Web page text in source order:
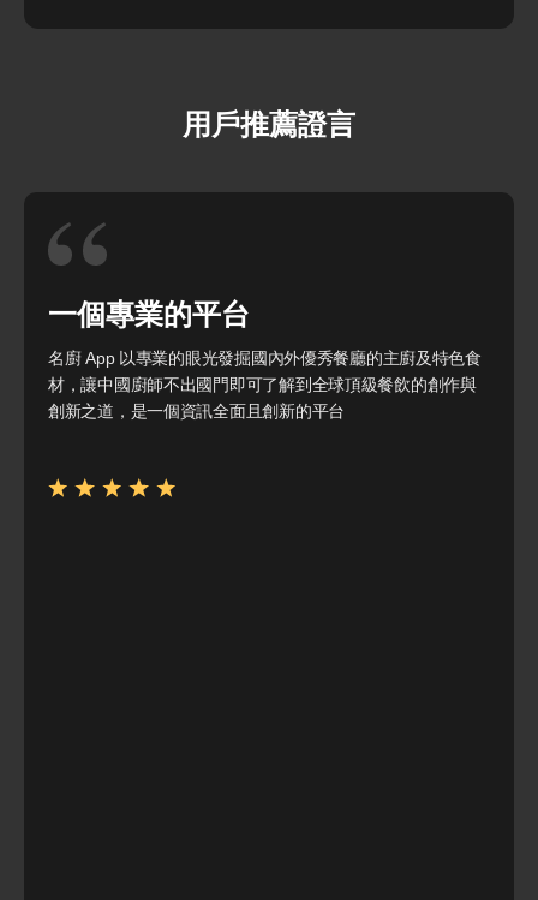
用戶推薦證言
一個專業的平台
名廚 App 以專業的眼光發掘國內外優秀餐廳的主廚及特色食
材，讓中國廚師不出國門即可了解到全球頂級餐飲的創作與
創新之道，是一個資訊全面且創新的平台